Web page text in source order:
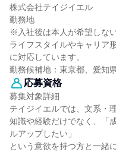
株式会社テイジイエル
勤務地
※入社後は本人が希望しな
ライフスタイルやキャリア
に対応しています。
勤務候補地：東京都、愛知
応募資格
募集対象詳細
テイジイエルでは、文系・
知識や経験だけでなく、「
ルアップしたい」
という意欲を持つ方と一緒